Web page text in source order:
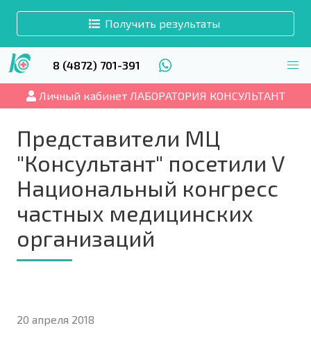
Получить результаты
8 (4872) 701-391
Личный кабинет ЛАБОРАТОРИЯ КОНСУЛЬТАНТ
Представители МЦ
"Консультант" посетили V
Национальный конгресс
частных медицинских
организаций
20 апреля 2018